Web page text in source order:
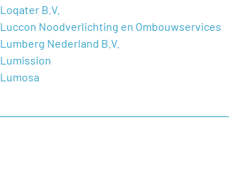
Loqater B.V.
Luccon Noodverlichting en Ombouwservices
Lumberg Nederland B.V.
Lumission
Lumosa